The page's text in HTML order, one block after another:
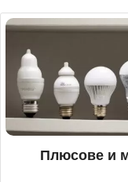
Плюсове и